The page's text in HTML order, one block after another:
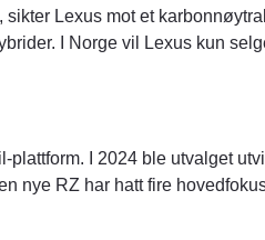
Lexus mot et
I Norge vil Lexus kun
plattform. I 2024 ble utvalget
nye RZ har hatt fire